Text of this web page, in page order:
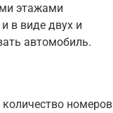
этажами
в виде двух и
автомобиль.
номеров